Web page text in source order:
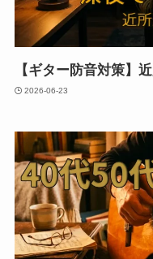
【ギター防音対策】
2026-06-23